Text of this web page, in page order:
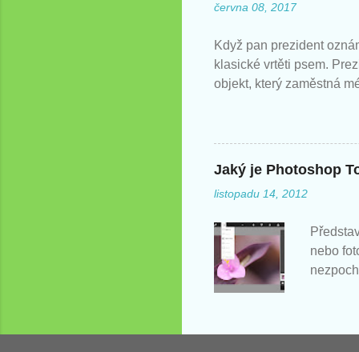
června 08, 2017
Když pan prezident
klasické vrtěti psem.
objekt, který zaměstná
Jaký je Photoshop
listopadu 14, 2012
nebo
Jaká